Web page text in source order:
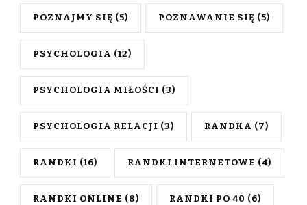
POZNAJMY SIĘ (5) POZNAWANIE SIĘ (5)
PSYCHOLOGIA (12)
PSYCHOLOGIA MIŁOŚCI (3)
PSYCHOLOGIA RELACJI (3) RANDKA (7)
RANDKI (16) RANDKI INTERNETOWE (4)
RANDKI ONLINE (8) RANDKI PO 40 (6)